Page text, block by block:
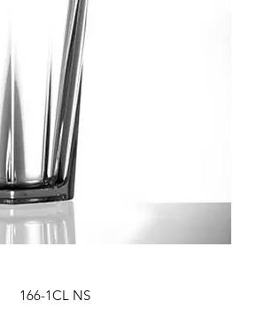
166-1CL NS